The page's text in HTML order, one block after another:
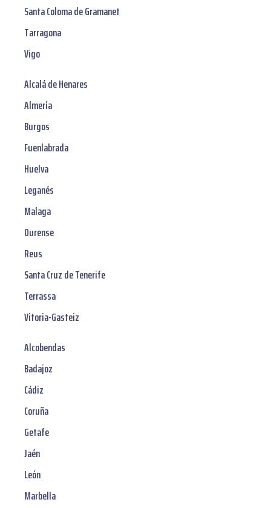
Santa Coloma de Gramanet
Tarragona
Vigo
Alcalá de Henares
Almería
Burgos
Fuenlabrada
Huelva
Leganés
Malaga
Ourense
Reus
Santa Cruz de Tenerife
Terrassa
Vitoria-Gasteiz
Alcobendas
Badajoz
Cádiz
Coruña
Getafe
Jaén
León
Marbella